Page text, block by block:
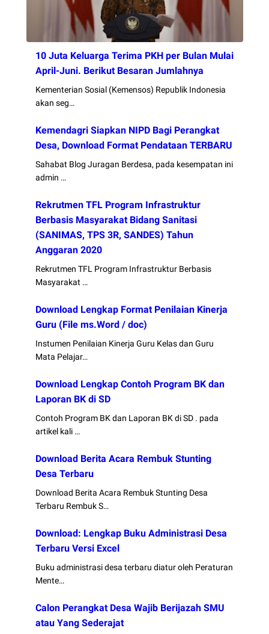
10 Juta Keluarga Terima PKH per Bulan Mulai
April-Juni. Berikut Besaran Jumlahnya
Kementerian Sosial (Kemensos) Republik Indonesia
akan seg…
Kemendagri Siapkan NIPD Bagi Perangkat
Desa, Download Format Pendataan TERBARU
Sahabat Blog Juragan Berdesa, pada kesempatan ini
admin …
Rekrutmen TFL Program Infrastruktur
Berbasis Masyarakat Bidang Sanitasi
(SANIMAS, TPS 3R, SANDES) Tahun
Anggaran 2020
Rekrutmen TFL Program Infrastruktur Berbasis
Masyarakat …
Download Lengkap Format Penilaian Kinerja
Guru (File ms.Word / doc)
Instumen Penilaian Kinerja Guru Kelas dan Guru
Mata Pelajar…
Download Lengkap Contoh Program BK dan
Laporan BK di SD
Contoh Program BK dan Laporan BK di SD . pada
artikel kali …
Download Berita Acara Rembuk Stunting
Desa Terbaru
Download Berita Acara Rembuk Stunting Desa
Terbaru Rembuk S…
Download: Lengkap Buku Administrasi Desa
Terbaru Versi Excel
Buku administrasi desa terbaru diatur oleh Peraturan
Mente…
Calon Perangkat Desa Wajib Berijazah SMU
atau Yang Sederajat